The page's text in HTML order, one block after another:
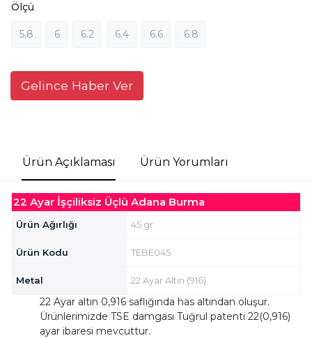
Ölçü
5.8 6 6.2 6.4 6.6 6.8
Gelince Haber Ver
Ürün Açıklaması Ürün Yorumları
22 Ayar İşçiliksiz Üçlü Adana Burma
Ürün Ağırlığı 45 gr
Ürün Kodu TEBE045
Metal 22 Ayar Altın (916)
22 Ayar altın 0,916 saflığında has altından oluşur.
Ürünlerimizde TSE damgası Tuğrul patenti 22(0,916)
ayar ibaresi mevcuttur.